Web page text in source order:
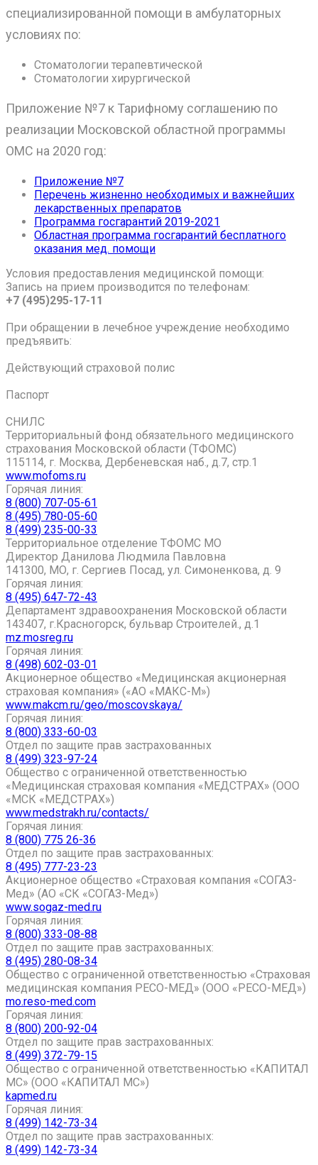
специализированной помощи в амбулаторных
условиях по:
Стоматологии терапевтической
Стоматологии хирургической
Приложение №7 к Тарифному соглашению по
реализации Московской областной программы
ОМС на 2020 год:
Приложение №7
Перечень жизненно необходимых и важнейших
лекарственных препаратов
Программа госгарантий 2019-2021
Областная программа госгарантий бесплатного
оказания мед. помощи
Условия предоставления медицинской помощи:
Запись на прием производится по телефонам:
+7 (495)295-17-11
При обращении в лечебное учреждение необходимо
предъявить:
Действующий страховой полис
Паспорт
СНИЛС
Территориальный фонд обязательного медицинского
страхования Московской области (ТФОМС)
115114, г. Москва, Дербеневская наб., д.7, стр.1
www.mofoms.ru
Горячая линия:
8 (800) 707-05-61
8 (495) 780-05-60
8 (499) 235-00-33
Территориальное отделение ТФОМС МО
Директор Данилова Людмила Павловна
141300, МО, г. Сергиев Посад, ул. Симоненкова, д. 9
Горячая линия:
8 (495) 647-72-43
Департамент здравоохранения Московской области
143407, г.Красногорск, бульвар Строителей., д.1
mz.mosreg.ru
Горячая линия:
8 (498) 602-03-01
Акционерное общество «Медицинская акционерная
страховая компания» («АО «МАКС-М»)
www.makcm.ru/geo/moscovskaya/
Горячая линия:
8 (800) 333-60-03
Отдел по защите прав застрахованных
8 (499) 323-97-24
Общество с ограниченной ответственностью
«Медицинская страховая компания «МЕДСТРАХ» (ООО
«МСК «МЕДСТРАХ»)
www.medstrakh.ru/contacts/
Горячая линия:
8 (800) 775 26-36
Отдел по защите прав застрахованных:
8 (495) 777-23-23
Акционерное общество «Страховая компания «СОГАЗ-
Мед» (АО «СК «СОГАЗ-Мед»)
www.sogaz-med.ru
Горячая линия:
8 (800) 333-08-88
Отдел по защите прав застрахованных:
8 (495) 280-08-34
Общество с ограниченной ответственностью «Страховая
медицинская компания РЕСО-МЕД» (ООО «РЕСО-МЕД»)
mo.reso-med.com
Горячая линия:
8 (800) 200-92-04
Отдел по защите прав застрахованных:
8 (499) 372-79-15
Общество с ограниченной ответственностью «КАПИТАЛ
МС» (ООО «КАПИТАЛ МС»)
kapmed.ru
Горячая линия:
8 (499) 142-73-34
Отдел по защите прав застрахованных:
8 (499) 142-73-34